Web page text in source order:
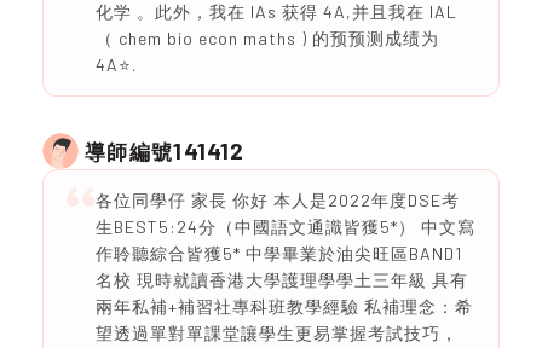
化学 。此外，我在 IAs 获得 4A,并且我在 IAL
（ chem bio econ maths ) 的预预测成绩为
4A⭐️.
導師編號141412
各位同學仔 家長 你好 本人是2022年度DSE考
生BEST5:24分（中國語文通識皆獲5*） 中文寫
作聆聽綜合皆獲5* 中學畢業於油尖旺區BAND1
名校 現時就讀香港大學護理學學土三年級 具有
兩年私補+補習社專科班教學經驗 私補理念：希
望透過單對單課堂讓學生更易掌握考試技巧，